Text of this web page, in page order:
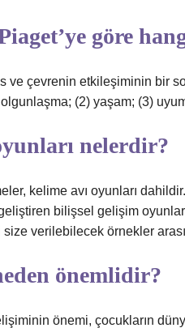
göre
ve çevrenin etkileşiminin bir
(2) yaşam; (3)
nelerdir?
kelime avı oyunları
bilişsel gelişim
verilebilecek örnekler
önemlidir?
önemi, çocukların